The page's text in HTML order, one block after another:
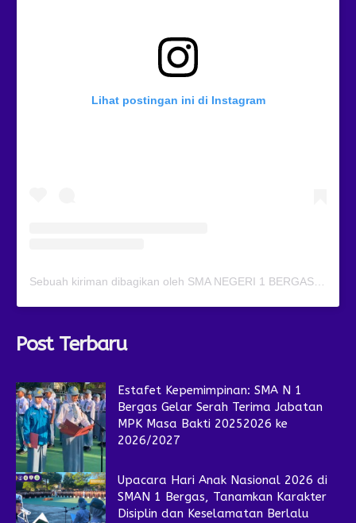
Lihat postingan ini di Instagram
Sebuah kiriman dibagikan oleh SMA NEGERI 1 BERGAS (@smansagas.jaya)
Post Terbaru
Estafet Kepemimpinan: SMA N 1
Bergas Gelar Serah Terima Jabatan
MPK Masa Bakti 20252026 ke
2026/2027
Upacara Hari Anak Nasional 2026 di
SMAN 1 Bergas, Tanamkan Karakter
Disiplin dan Keselamatan Berlalu